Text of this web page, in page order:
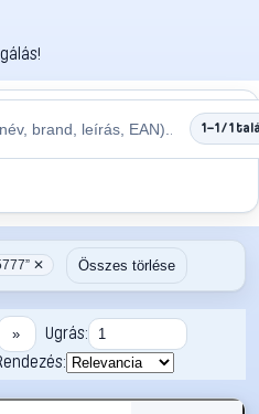
1–1 / 1
✕ Összes törlése
»
Ugrás: